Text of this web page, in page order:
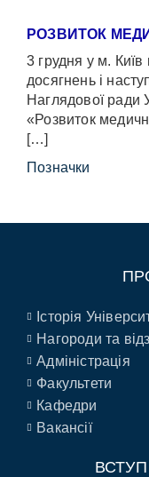
РОЗВИТОК
3 грудня у м.
досягнень і
Наглядової ради
«Розвиток
[…]
Позначки
Історія
Нагороди та
Адміністрація
Факультети
Кафедри
Вакансії